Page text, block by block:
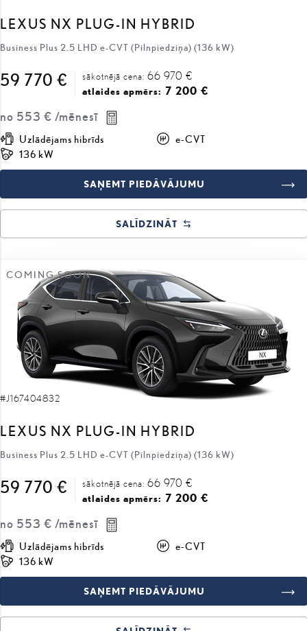
59 770 €
atlaides apmērs: 7 200 €
no553 €/mēnesī
136 kW
SAŅEMT PIEDĀVĀJUMU
SALĪDZINĀT
COMING SOON
#J167404832
LEXUS NX PLUG-IN HYBRID
59 770 €
atlaides apmērs: 7 200 €
no553 €/mēnesī
136 kW
SAŅEMT PIEDĀVĀJUMU
SALĪDZINĀT